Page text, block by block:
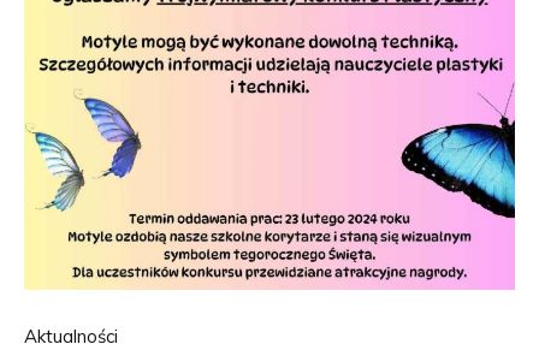
Aktualności